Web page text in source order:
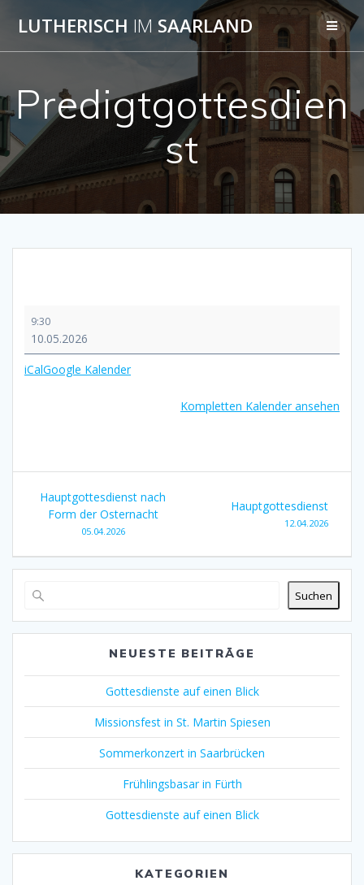
Skip
to
content
LUTHERISCH IM SAARLAND
Predigtgottesdien
st
9:30
10.05.2026
iCalGoogle Kalender
Kompletten Kalender ansehen
Beitragsnavigation
Hauptgottesdienst nach
Form der Osternacht
05.04.2026
Hauptgottesdienst
12.04.2026
Suchen
NEUESTE BEITRÄGE
Gottesdienste auf einen Blick
Missionsfest in St. Martin Spiesen
Sommerkonzert in Saarbrücken
Frühlingsbasar in Fürth
Gottesdienste auf einen Blick
KATEGORIEN